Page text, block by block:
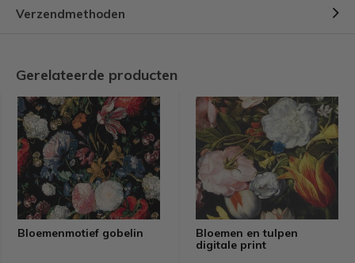
Verzendmethoden
Gerelateerde producten
Bloemenmotief gobelin
Bloemen en tulpen
digitale print